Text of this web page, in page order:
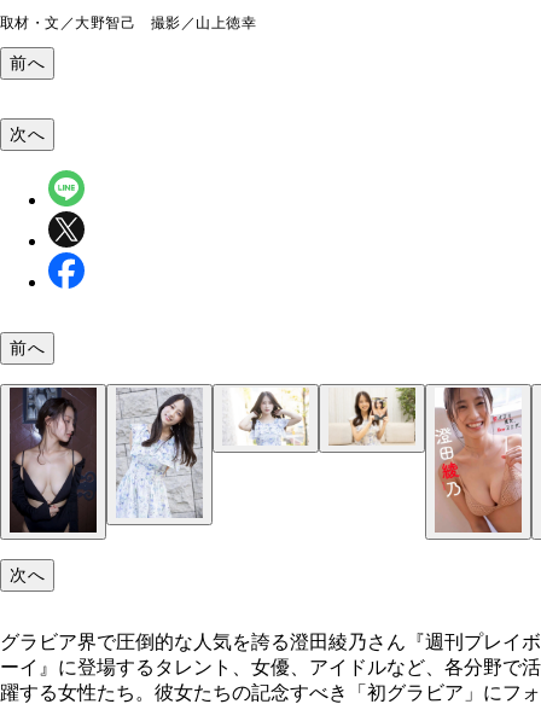
取材・文／大野智己 撮影／山上徳幸
前へ
澄田綾乃
澄田綾乃
次へ
前へ
次へ
グラビア界で圧倒的な人気を誇る澄田綾乃さん『週刊プレイボ
ーイ』に登場するタレント、女優、アイドルなど、各分野で活
躍する女性たち。彼女たちの記念すべき「初グラビア」にフォ